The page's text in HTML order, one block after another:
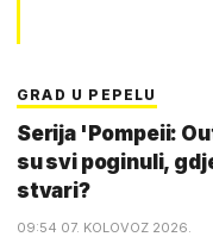
GRAD U PEPELU
Serija 'Pompeii:
su svi poginuli,
stvari?
09:54 07. KOLOVOZ 2026.